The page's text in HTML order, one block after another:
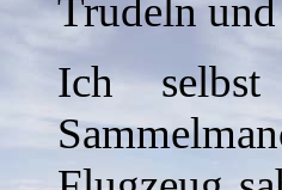
Trudeln
Ich